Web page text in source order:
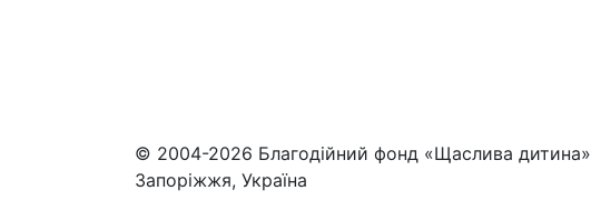
© 2004-2026 Благодійний фонд «Щаслива дитина»
Запоріжжя, Україна